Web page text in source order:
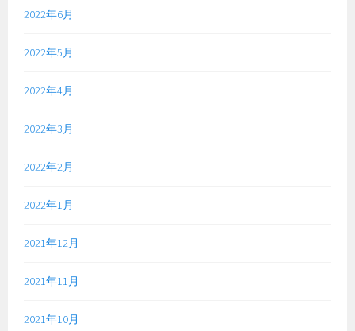
2022年6月
2022年5月
2022年4月
2022年3月
2022年2月
2022年1月
2021年12月
2021年11月
2021年10月